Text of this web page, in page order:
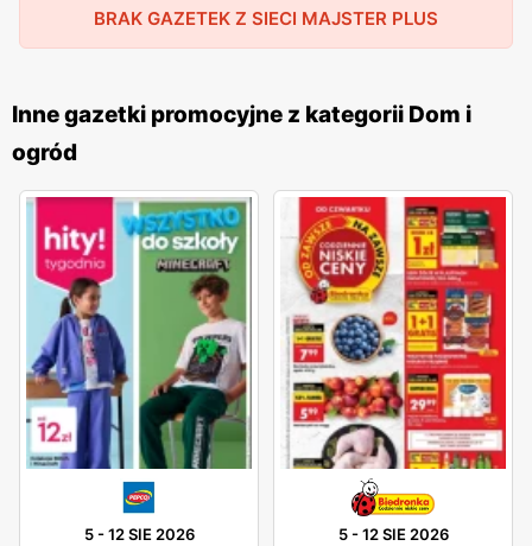
BRAK GAZETEK Z SIECI MAJSTER PLUS
Inne gazetki promocyjne z kategorii Dom i
ogród
5-12 SIE 2026 5-12 SIE 2026